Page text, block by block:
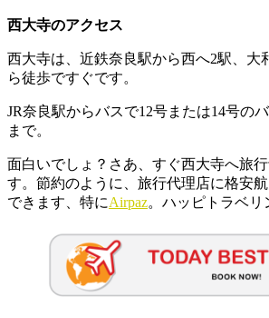
西大寺のアクセス
西大寺は、近鉄奈良駅から西へ2駅、大
ら徒歩ですぐです。
JR奈良駅からバスで12号または14号の
まで。
面白いでしょ？さあ、すぐ西大寺へ旅
す。節約のように、旅行代理店に格安
できます、特にAirpaz。ハッピトラベリ